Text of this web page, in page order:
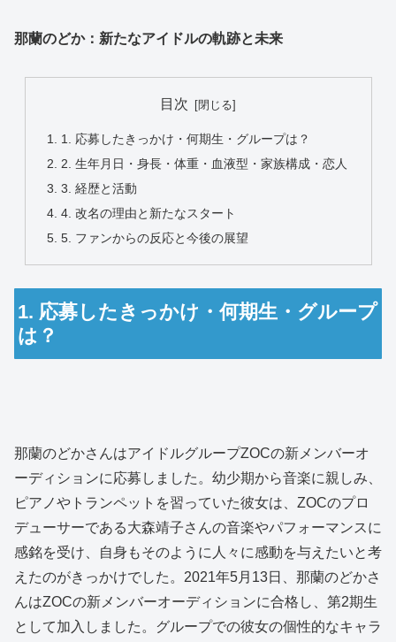
那蘭のどか：新たなアイドルの軌跡と未来
目次
1. 応募したきっかけ・何期生・グループは？
2. 生年月日・身長・体重・血液型・家族構成・恋人
3. 経歴と活動
4. 改名の理由と新たなスタート
5. ファンからの反応と今後の展望
1. 応募したきっかけ・何期生・グループ
は？
那蘭のどかさんはアイドルグループZOCの新メンバーオ
ーディションに応募しました。幼少期から音楽に親しみ、
ピアノやトランペットを習っていた彼女は、ZOCのプロ
デューサーである大森靖子さんの音楽やパフォーマンスに
感銘を受け、自身もそのように人々に感動を与えたいと考
えたのがきっかけでした。2021年5月13日、那蘭のどかさ
んはZOCの新メンバーオーディションに合格し、第2期生
として加入しました。グループでの彼女の個性的なキャラ